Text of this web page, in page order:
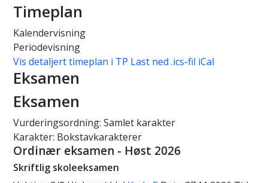
Timeplan
Kalendervisning
Periodevisning
Vis detaljert timeplan i TP Last ned .ics-fil iCal
Eksamen
Eksamen
Vurderingsordning: Samlet karakter
Karakter: Bokstavkarakterer
Ordinær eksamen - Høst 2026
Skriftlig skoleeksamen